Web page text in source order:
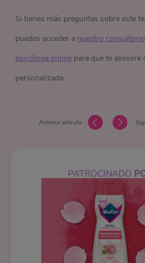
Si tienes más preguntas sobre este
puedes acceder a nuestro
psicóloga online para que te asesore
personalizada.
Anterior artículo
PATROCINADO